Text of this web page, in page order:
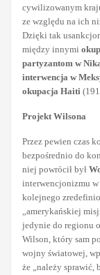
cywilizowanym
ze względu na ich
Dzięki tak
między innymi
partyzantom w
interwencja w
okupacja Haiti
Projekt Wilsona
Przez pewien czas
bezpośrednio do
niej powrócił był
interwencjonizmu w
kolejnego
„amerykańskiej
jedynie do regionu
Wilson, który sam
wojny światowej,
że „należy sprawić,